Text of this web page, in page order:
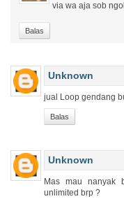
via wa aja sob
Balas
Unknown
jual Loop gendang
Balas
Unknown
Mas mau nanyak
unlimited brp ?